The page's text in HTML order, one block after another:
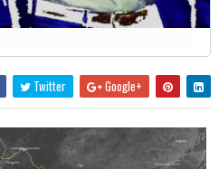
Twitter Google+